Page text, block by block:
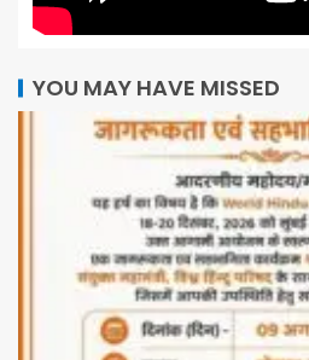
YOU MAY HAVE MISSED